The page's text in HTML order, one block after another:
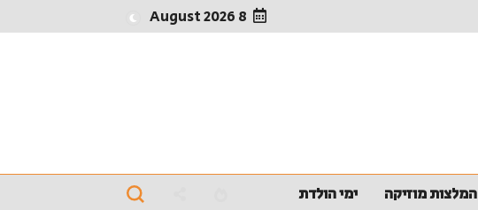
8 August 2026
המלצות מוזיקה ימי הולדת